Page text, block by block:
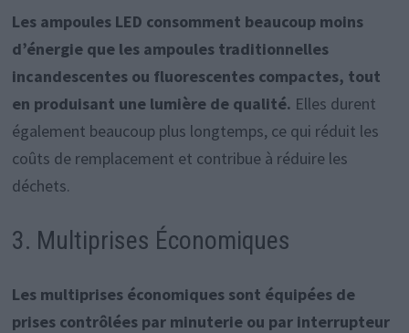
Les ampoules LED consomment beaucoup moins
d’énergie que les ampoules traditionnelles
incandescentes ou fluorescentes compactes, tout
en produisant une lumière de qualité. Elles durent
également beaucoup plus longtemps, ce qui réduit les
coûts de remplacement et contribue à réduire les
déchets.
3. Multiprises Économiques
Les multiprises économiques sont équipées de
prises contrôlées par minuterie ou par interrupteur